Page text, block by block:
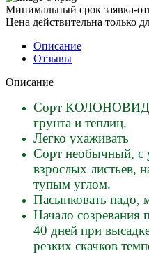
Минимальный срок заявка-
Цена действительна только
Описание
Отзывы
Описание
Сорт
грунта и теплиц.
Легко ухаживать
Сорт необычный, с
взрослых листьев,
тупым углом.
Пасынковать надо,
Начало созревания
40 дней при
резких скачков